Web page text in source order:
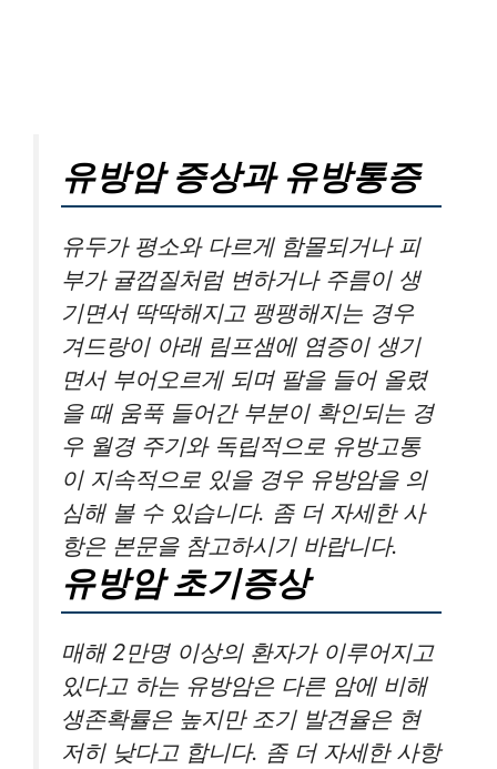
유방암 증상과 유방통증
유두가 평소와 다르게 함몰되거나 피
부가 귤껍질처럼 변하거나 주름이 생
기면서 딱딱해지고 팽팽해지는 경우
겨드랑이 아래 림프샘에 염증이 생기
면서 부어오르게 되며 팔을 들어 올렸
을 때 움푹 들어간 부분이 확인되는 경
우 월경 주기와 독립적으로 유방고통
이 지속적으로 있을 경우 유방암을 의
심해 볼 수 있습니다. 좀 더 자세한 사
항은 본문을 참고하시기 바랍니다.
유방암 초기증상
매해 2만명 이상의 환자가 이루어지고
있다고 하는 유방암은 다른 암에 비해
생존확률은 높지만 조기 발견율은 현
저히 낮다고 합니다. 좀 더 자세한 사항